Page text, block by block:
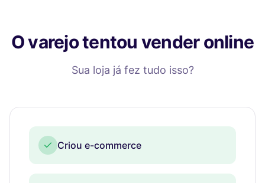
O varejo tentou vender online
Sua loja já fez tudo isso?
Criou e-commerce